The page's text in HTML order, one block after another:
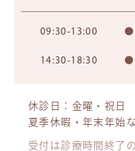
09:30-13:00 ●
14:30-18:30 ●
休診日：金曜・祝日
夏季休暇・年末年始
受付は診療時間終了